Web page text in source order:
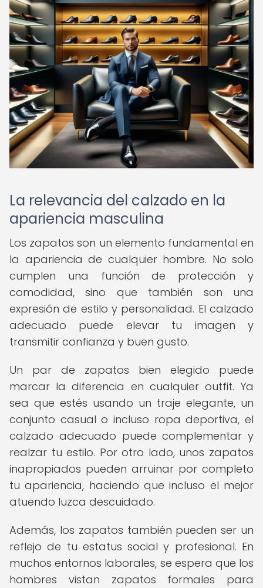
La relevancia del calzado en la
apariencia masculina
Los zapatos son un elemento fundamental en
la apariencia de cualquier hombre. No solo
cumplen una función de protección y
comodidad, sino que también son una
expresión de estilo y personalidad. El calzado
adecuado puede elevar tu imagen y
transmitir confianza y buen gusto.
Un par de zapatos bien elegido puede
marcar la diferencia en cualquier outfit. Ya
sea que estés usando un traje elegante, un
conjunto casual o incluso ropa deportiva, el
calzado adecuado puede complementar y
realzar tu estilo. Por otro lado, unos zapatos
inapropiados pueden arruinar por completo
tu apariencia, haciendo que incluso el mejor
atuendo luzca descuidado.
Además, los zapatos también pueden ser un
reflejo de tu estatus social y profesional. En
muchos entornos laborales, se espera que los
hombres vistan zapatos formales para